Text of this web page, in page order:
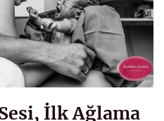
İlk Ağlama